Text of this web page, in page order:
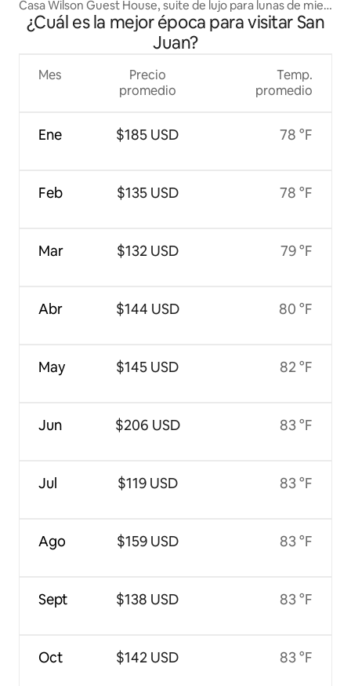
Casa Wilson Guest House, suite de lujo para lunas de miel |
Habitación 15
¿Cuál es la mejor época para visitar San
Juan?
Mes
Ene
Feb
Mar
Abr
May
Jun
Jul
Ago
Sept
Oct
Precio
promedio
$185 USD
$135 USD
$132 USD
$144 USD
$145 USD
$206 USD
$119 USD
$159 USD
$138 USD
$142 USD
Temp.
promedio
78 °F
78 °F
79 °F
80 °F
82 °F
83 °F
83 °F
83 °F
83 °F
83 °F